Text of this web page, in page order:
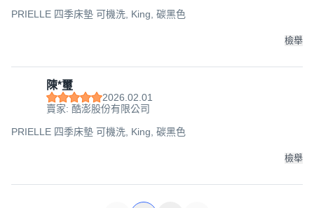
PRIELLE 四季床墊 可機洗, King, 碳黑色
檢舉
陳*璽
2026.02.01
賣家: 酷澎股份有限公司
PRIELLE 四季床墊 可機洗, King, 碳黑色
檢舉